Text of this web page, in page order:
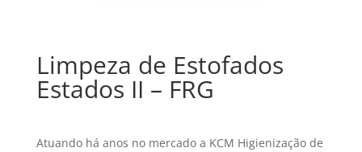
Limpeza de Estofados
Estados II – FRG
Atuando há anos no mercado a KCM Higienização de